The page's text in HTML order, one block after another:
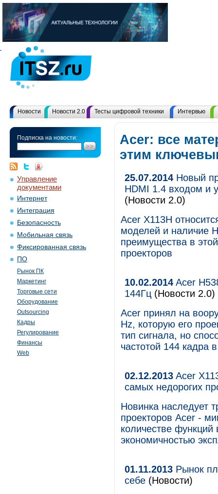
Новости Новости 2.0 Тесты цифровой техники Интервью
Подписка на новости:
Управление
документами
Интернет
Интеграция
Безопасность
Мобильная связь
Фиксированная связь
ПО
Рынок ПК
Маркетинг
Торговые сети
Оборудование
Outsourcing
Кадры
Регулирование
Финансы
Web
Acer: все
этим
25.07.2014 Новый
HDMI 1.4 входом и
(Новости 2.0)
Acer X113H
моделей и наличие
преимущества в
проекторов
10.02.2014 Acer
144Гц (Новости 2.0)
Acer принял на
Hz, которую его
тип сигнала, но
частотой 144 кадра
02.12.2013 Acer
самых недорогих
Новинка наследует
проекторов Acer -
количестве
экономичностью
01.11.2013 Рынок
себе (Новости)